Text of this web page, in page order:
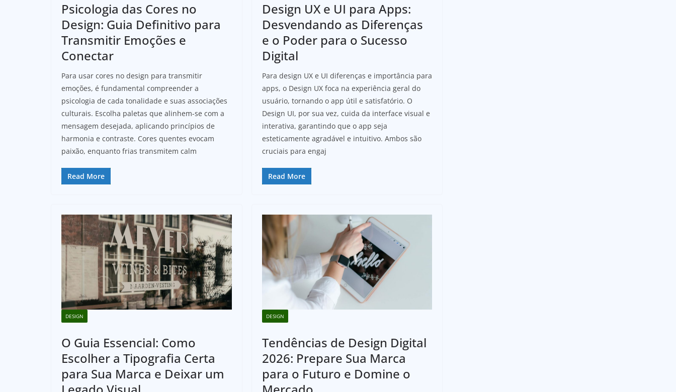
Psicologia das Cores no
Design: Guia Definitivo para
Transmitir Emoções e
Conectar
Para usar cores no design para transmitir
emoções, é fundamental compreender a
psicologia de cada tonalidade e suas associações
culturais. Escolha paletas que alinhem-se com a
mensagem desejada, aplicando princípios de
harmonia e contraste. Cores quentes evocam
paixão, enquanto frias transmitem calm
Read More
Design UX e UI para Apps:
Desvendando as Diferenças
e o Poder para o Sucesso
Digital
Para design UX e UI diferenças e importância para
apps, o Design UX foca na experiência geral do
usuário, tornando o app útil e satisfatório. O
Design UI, por sua vez, cuida da interface visual e
interativa, garantindo que o app seja
esteticamente agradável e intuitivo. Ambos são
cruciais para engaj
Read More
DESIGN
O Guia Essencial: Como
Escolher a Tipografia Certa
para Sua Marca e Deixar um
DESIGN
Tendências de Design Digital
2026: Prepare Sua Marca
para o Futuro e Domine o